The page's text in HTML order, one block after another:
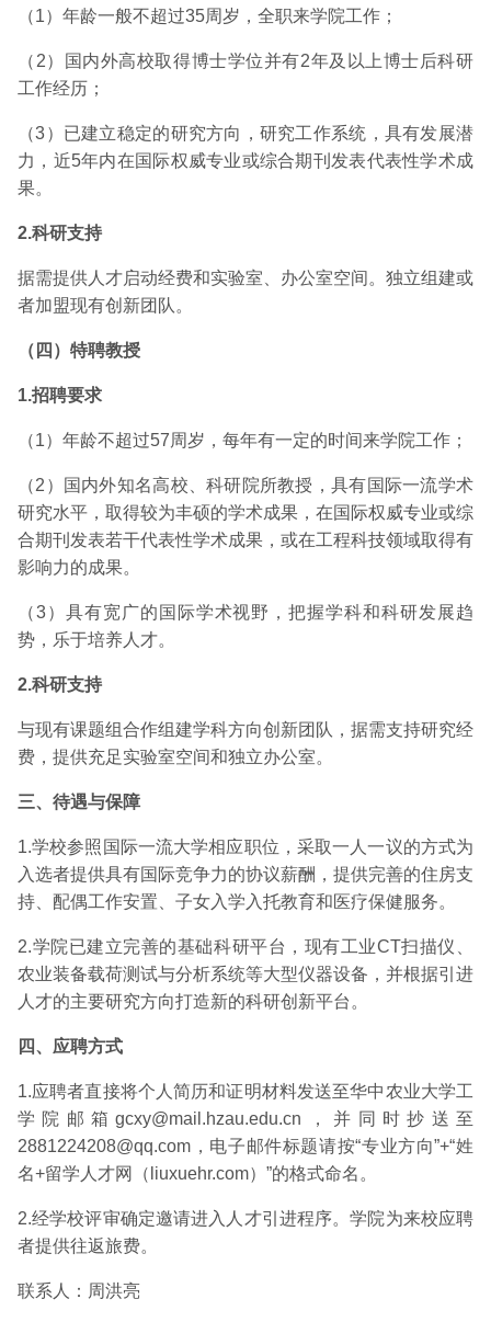
（1）年龄一般不超过35周岁，全职来学院工作；
（2）国内外高校取得博士学位并有2年及以上博士后科研
工作经历；
（3）已建立稳定的研究方向，研究工作系统，具有发展潜
力，近5年内在国际权威专业或综合期刊发表代表性学术成
果。
2.科研支持
据需提供人才启动经费和实验室、办公室空间。独立组建或
者加盟现有创新团队。
（四）特聘教授
1.招聘要求
（1）年龄不超过57周岁，每年有一定的时间来学院工作；
（2）国内外知名高校、科研院所教授，具有国际一流学术
研究水平，取得较为丰硕的学术成果，在国际权威专业或综
合期刊发表若干代表性学术成果，或在工程科技领域取得有
影响力的成果。
（3）具有宽广的国际学术视野，把握学科和科研发展趋
势，乐于培养人才。
2.科研支持
与现有课题组合作组建学科方向创新团队，据需支持研究经
费，提供充足实验室空间和独立办公室。
三、待遇与保障
1.学校参照国际一流大学相应职位，采取一人一议的方式为
入选者提供具有国际竞争力的协议薪酬，提供完善的住房支
持、配偶工作安置、子女入学入托教育和医疗保健服务。
2.学院已建立完善的基础科研平台，现有工业CT扫描仪、
农业装备载荷测试与分析系统等大型仪器设备，并根据引进
人才的主要研究方向打造新的科研创新平台。
四、应聘方式
1.应聘者直接将个人简历和证明材料发送至华中农业大学工
学院邮箱gcxy@mail.hzau.edu.cn ， 并同时抄送至
2881224208@qq.com ，电子邮件标题请按“专业方向”+“姓
名+留学人才网（liuxuehr.com）”的格式命名。
2.经学校评审确定邀请进入人才引进程序。学院为来校应聘
者提供往返旅费。
联系人：周洪亮